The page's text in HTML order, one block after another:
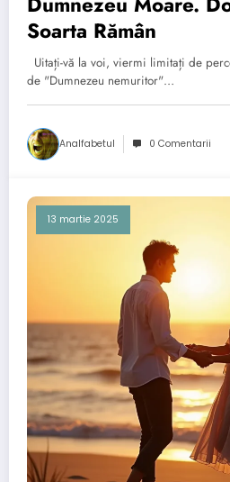
Soarta Rămân
Uitați-vă la voi, viermi limitați de
de "Dumnezeu nemuritor"…
Analfabetul 0 Comentarii
13 martie 2025